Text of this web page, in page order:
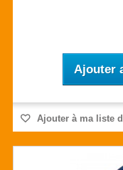
Ajouter
Ajouter à ma liste